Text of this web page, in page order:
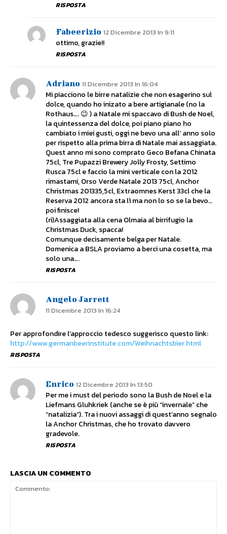
RISPOSTA
Fabeerizio 12 Dicembre 2013 In 9:11
ottimo, grazie!!
RISPOSTA
Adriano 11 Dicembre 2013 In 16:04
Mi piacciono le birre natalizie che non esagerino sul
dolce, quando ho inizato a bere artigianale (no la
Rothaus…. 😉 ) a Natale mi spaccavo di Bush de Noel,
la quintessenza del dolce, poi piano piano ho
cambiato i miei gusti, oggi ne bevo una all’ anno solo
per rispetto alla prima birra di Natale mai assaggiata.
Quest anno mi sono comprato Geco Befana Chinata
75cl, Tre Pupazzi Brewery Jolly Frosty, Settimo
Rusca 75cl e faccio la mini verticale con la 2012
rimastami, Orso Verde Natale 2013 75cl, Anchor
Christmas 201335,5cl, Extraomnes Kerst 33cl che la
Reserva 2012 ancora sta lì ma non lo so se la bevo…
poi finisce!
(ri)Assaggiata alla cena Olmaia al birrifugio la
Christmas Duck, spacca!
Comunque decisamente belga per Natale.
Domenica a BSLA proviamo a berci una cosetta, ma
solo una….
RISPOSTA
Angelo Jarrett
11 Dicembre 2013 In 16:24
Per approfondire l’approccio tedesco suggerisco questo link:
http://www.germanbeerinstitute.com/Weihnachtsbier.html
RISPOSTA
Enrico 12 Dicembre 2013 In 13:50
Per me i must del periodo sono la Bush de Noel e la
Liefmans Gluhkriek (anche se è più “invernale” che
“natalizia”). Tra i nuovi assaggi di quest’anno segnalo
la Anchor Christmas, che ho trovato davvero
gradevole.
RISPOSTA
LASCIA UN COMMENTO